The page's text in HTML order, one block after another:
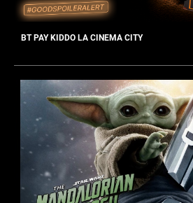
BT PAY KIDDO LA CINEMA CITY